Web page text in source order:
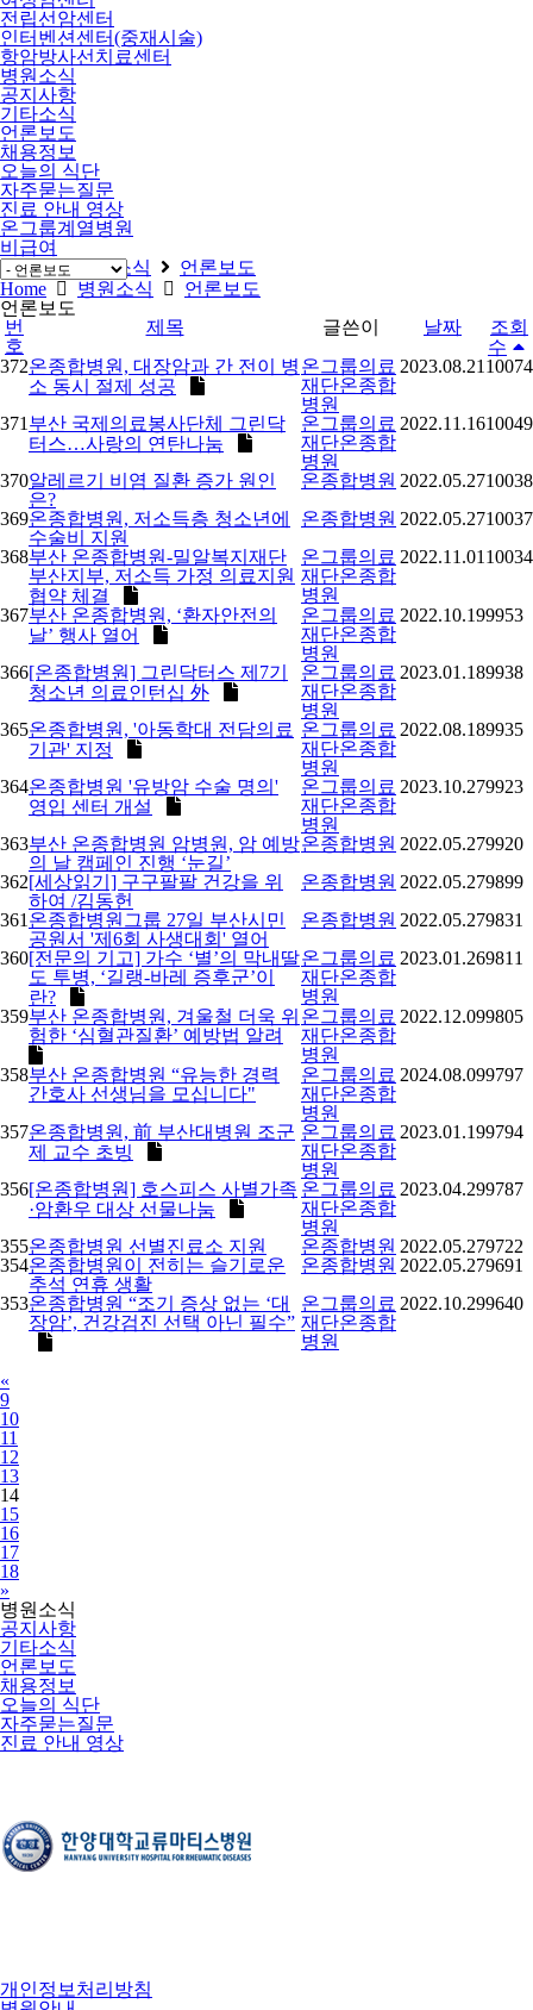
전립선암센터
인터벤션센터(중재시술)
항암방사선치료센터
병원소식
공지사항
기타소식
언론보도
채용정보
오늘의 식단
자주묻는질문
진료 안내 영상
온그룹계열병원
비급여
Home
병원소식
언론보도
Home
병원소식
언론보도
언론보도
번
호
제목 글쓴이 날짜
조회
수
372온종합병원, 대장암과 간 전이 병
소 동시 절제 성공
온그룹의료
재단온종합
병원
2023.08.21 10074
371 부산 국제의료봉사단체 그린닥
터스…사랑의 연탄나눔
온그룹의료
재단온종합
병원
2022.11.1610049
370알레르기 비염 질환 증가 원인
은?
온종합병원 2022.05.2710038
369온종합병원, 저소득층 청소년에
수술비 지원
온종합병원 2022.05.2710037
368부산 온종합병원-밀알복지재단
부산지부, 저소득 가정 의료지원
협약 체결
온그룹의료
재단온종합
병원
2022.11.01 10034
367부산 온종합병원, ‘환자안전의
날’ 행사 열어
온그룹의료
재단온종합
병원
2022.10.199953
366[온종합병원] 그린닥터스 제7기
청소년 의료인턴십 外
온그룹의료
재단온종합
병원
2023.01.189938
365온종합병원, '아동학대 전담의료
기관' 지정
온그룹의료
재단온종합
병원
2022.08.189935
364온종합병원 '유방암 수술 명의'
영입 센터 개설
온그룹의료
재단온종합
병원
2023.10.279923
363부산 온종합병원 암병원, 암 예방
의 날 캠페인 진행 ‘눈길’
온종합병원 2022.05.279920
362[세상읽기] 구구팔팔 건강을 위
하여 /김동헌
온종합병원 2022.05.279899
361 온종합병원그룹 27일 부산시민
공원서 '제6회 사생대회' 열어
온종합병원 2022.05.279831
360[전문의 기고] 가수 ‘별’의 막내딸
도 투병, ‘길랭-바레 증후군’이
란?
온그룹의료
재단온종합
병원
2023.01.269811
359부산 온종합병원, 겨울철 더욱 위
험한 ‘심혈관질환’ 예방법 알려
온그룹의료
재단온종합
병원
2022.12.099805
358부산 온종합병원 “유능한 경력
간호사 선생님을 모십니다"
온그룹의료
재단온종합
병원
2024.08.099797
357온종합병원, 前 부산대병원 조군
제 교수 초빙
온그룹의료
재단온종합
병원
2023.01.199794
356[온종합병원] 호스피스 사별가족
·암환우 대상 선물나눔
온그룹의료
재단온종합
병원
2023.04.299787
355온종합병원 선별진료소 지원 온종합병원 2022.05.279722
354온종합병원이 전히는 슬기로운
추석 연휴 생활
온종합병원 2022.05.279691
353온종합병원 “조기 증상 없는 ‘대
장암’, 건강검진 선택 아닌 필수”
온그룹의료
재단온종합
병원
2022.10.299640
«
9
10
11
12
13
14
15
16
17
18
»
병원소식
공지사항
기타소식
언론보도
채용정보
오늘의 식단
자주묻는질문
진료 안내 영상
개인정보처리방침